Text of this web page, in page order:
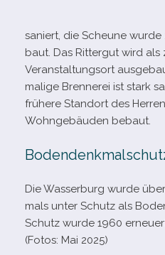
saniert, die Scheune
baut. Das Rittergut wird als
Veranstaltungsort
ma­lige Brennerei ist stark
frü­here Standort des
Wohngebäuden bebaut.
Die Wasserburg wurde
mals unter Schutz als
Schutz wurde 1960
(Fotos: Mai 2025)